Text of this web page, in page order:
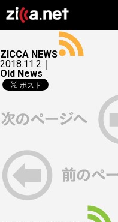
ZICCA NEWS
2018.11.2｜
Old News